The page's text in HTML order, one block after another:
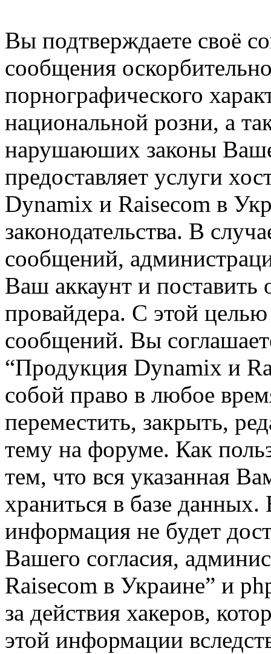
Вы подтверждаете своё
сообщения
порнографического
национальной розни, а
нарушаюших законы
предоставляет услуги
Dynamix и Raisecom в
законодательства. В
сообщений,
Ваш аккаунт и поставить
провайдера. С этой
сообщений. Вы
“Продукция Dynamix и
собой право в любое
переместить, закрыть,
тему на форуме. Как
тем, что вся указанная
храниться в базе
информация не будет
Вашего согласия,
Raisecom в Украине” и
за действия хакеров,
этой информации